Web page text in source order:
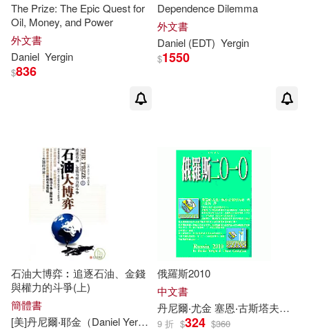
The Prize: The Epic Quest for
Oil, Money, and Power
外文書
Daniel Yergin
$836
Dependence Dilemma
外文書
Daniel (EDT) Yergin
$1550
石油大博弈︰追逐石油、金錢
與權力的斗爭(上)
簡體書
[美]丹尼爾‧耶金（DanielYergin ） 艾平 等
俄羅斯2010
中文書
丹尼爾‧尤金 塞恩‧古斯塔夫森
9 折 $324 $360